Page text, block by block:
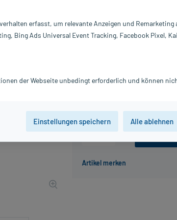
5,99 € UVP 9,89 €
PZN:
Hersteller:
erfasst, um relevante Anzeigen und Remarketing
Bing Ads Universal Event Tracking, Facebook Pixel,
der Webseite unbedingt erforderlich und können
Einstellungen speichern Alle ablehnen